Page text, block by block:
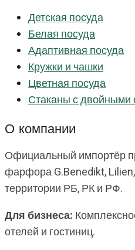
Детская посуда
Белая посуда
Адаптивная посуда
Кружки и чашки
Цветная посуда
Стаканы с двойными
О компании
Официальный импортёр
фарфора G.Benedikt,
территории РБ, РК и РФ.
Для бизнеса:
отелей и гостиниц.